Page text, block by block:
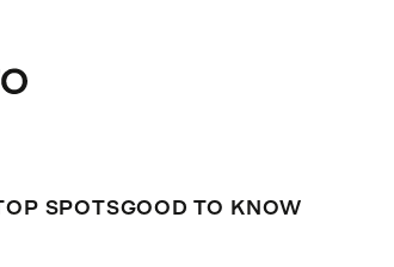
TOP SPOTSGOOD TO KNOW